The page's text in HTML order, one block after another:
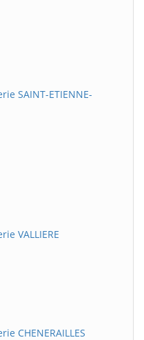
SAINT-ETIENNE-
VALLIERE
CHENERAILLES